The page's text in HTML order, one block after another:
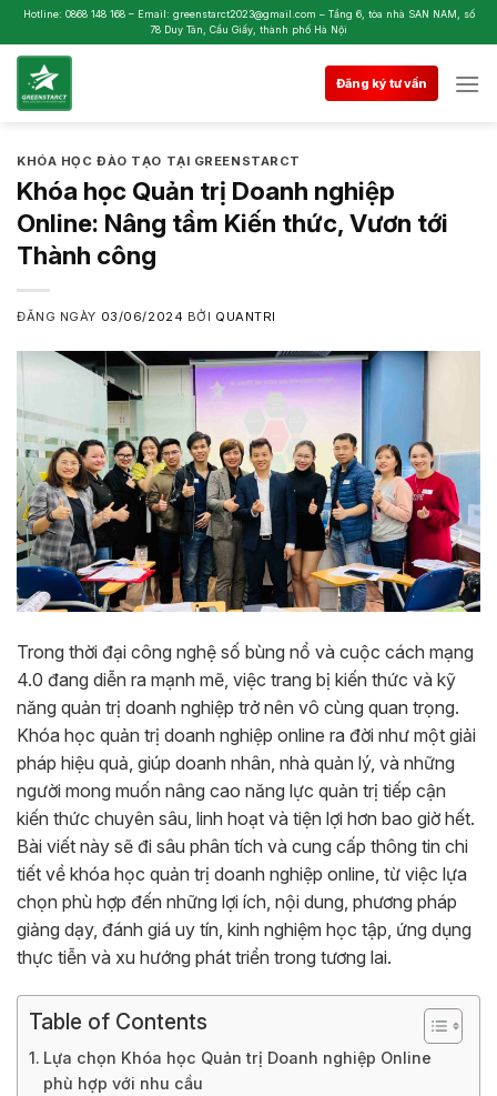
Skip
to
content
Hotline: 0868 148 168 – Email: greenstarct2023@gmail.com – Tầng 6, tòa nhà SAN NAM, số
78 Duy Tân, Cầu Giấy, thành phố Hà Nội
Đăng ký tư vấn
KHÓA HỌC ĐÀO TẠO TẠI GREENSTARCT
Khóa học Quản trị Doanh nghiệp
Online: Nâng tầm Kiến thức, Vươn tới
Thành công
ĐĂNG NGÀY 03/06/2024 BỞI QUANTRI
Trong thời đại công nghệ số bùng nổ và cuộc cách mạng
4.0 đang diễn ra mạnh mẽ, việc trang bị kiến thức và kỹ
năng quản trị doanh nghiệp trở nên vô cùng quan trọng.
Khóa học quản trị doanh nghiệp online ra đời như một giải
pháp hiệu quả, giúp doanh nhân, nhà quản lý, và những
người mong muốn nâng cao năng lực quản trị tiếp cận
kiến thức chuyên sâu, linh hoạt và tiện lợi hơn bao giờ hết.
Bài viết này sẽ đi sâu phân tích và cung cấp thông tin chi
tiết về khóa học quản trị doanh nghiệp online, từ việc lựa
chọn phù hợp đến những lợi ích, nội dung, phương pháp
giảng dạy, đánh giá uy tín, kinh nghiệm học tập, ứng dụng
thực tiễn và xu hướng phát triển trong tương lai.
Table of Contents
Lựa chọn Khóa học Quản trị Doanh nghiệp Online
phù hợp với nhu cầu